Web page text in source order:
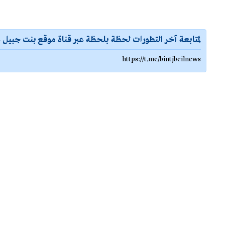
لمتابعة آخر التطورات لحظة بلحظة عبر قناة موقع بنت جبيل
https://t.me/bintjbeilnews